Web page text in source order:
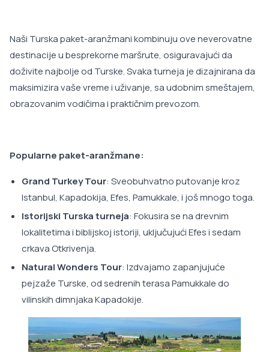
Naši Turska paket-aranžmani kombinuju ove neverovatne
destinacije u besprekorne maršrute, osiguravajući da
doživite najbolje od Turske. Svaka turneja je dizajnirana da
maksimizira vaše vreme i uživanje, sa udobnim smeštajem,
obrazovanim vodičima i praktičnim prevozom.
Popularne paket-aranžmane:
Grand Turkey Tour: Sveobuhvatno putovanje kroz
Istanbul, Kapadokija, Efes, Pamukkale, i još mnogo toga.
Istorijski Turska turneja: Fokusira se na drevnim
lokalitetima i biblijskoj istoriji, uključujući Efes i sedam
crkava Otkrivenja.
Natural Wonders Tour: Izdvajamo zapanjujuće
pejzaže Turske, od sedrenih terasa Pamukkale do
vilinskih dimnjaka Kapadokije.